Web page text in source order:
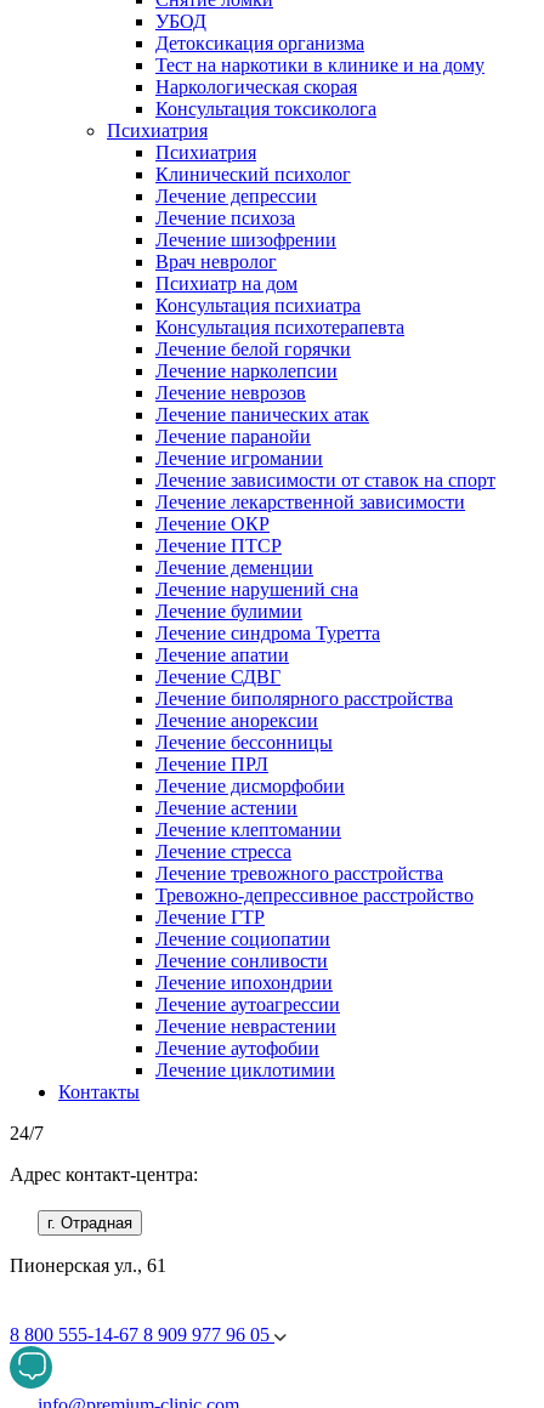
УБОД
Детоксикация организма
Тест на наркотики в клинике и на дому
Наркологическая скорая
Консультация токсиколога
Психиатрия
Психиатрия
Клинический психолог
Лечение депрессии
Лечение психоза
Лечение шизофрении
Врач невролог
Психиатр на дом
Консультация психиатра
Консультация психотерапевта
Лечение белой горячки
Лечение нарколепсии
Лечение неврозов
Лечение панических атак
Лечение паранойи
Лечение игромании
Лечение зависимости от ставок на спорт
Лечение лекарственной зависимости
Лечение ОКР
Лечение ПТСР
Лечение деменции
Лечение нарушений сна
Лечение булимии
Лечение синдрома Туретта
Лечение апатии
Лечение СДВГ
Лечение биполярного расстройства
Лечение анорексии
Лечение бессонницы
Лечение ПРЛ
Лечение дисморфобии
Лечение астении
Лечение клептомании
Лечение стресса
Лечение тревожного расстройства
Тревожно-депрессивное расстройство
Лечение ГТР
Лечение социопатии
Лечение сонливости
Лечение ипохондрии
Лечение аутоагрессии
Лечение неврастении
Лечение аутофобии
Лечение циклотимии
Контакты
24/7
Адрес контакт-центра:
г. Отрадная
Пионерская ул., 61
8 800 555-14-67 8 909 977 96 05